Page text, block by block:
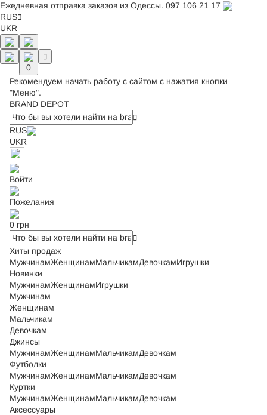
Ежедневная отправка заказов из Одессы. 097 106 21 17
RUS
UKR
0
Рекомендуем начать работу с сайтом с нажатия кнопки
"Меню".
BRAND DEPOT
RUS
UKR
Войти
Пожелания
0 грн
Хиты продаж
МужчинамЖенщинамМальчикамДевочкамИгрушки
Новинки
МужчинамЖенщинамИгрушки
Мужчинам
Женщинам
Мальчикам
Девочкам
Джинсы
МужчинамЖенщинамМальчикамДевочкам
Футболки
МужчинамЖенщинамМальчикамДевочкам
Куртки
МужчинамЖенщинамМальчикамДевочкам
Аксессуары